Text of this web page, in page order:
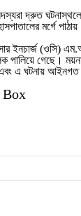
দ্রুত
মর্গে
ইনচার্জ (ওসি)
পালিয়ে গেছে।
এ ঘটনায় আইনগত
Box